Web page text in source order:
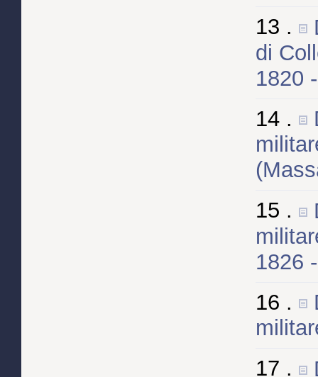
13 .
di
1820
14 .
15 .
1826
16 .
17 .